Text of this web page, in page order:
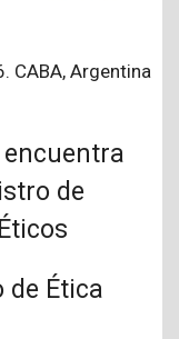
CABA, Argentina
encuentra
de
de Ética